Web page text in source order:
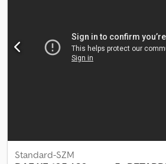
Startsspærre Dcodpfx Ajzriicobxjk =
Dækmål: 315/70 R22,5 Foraksel: Styrbar;
Bagaksel: Dobbeltmonterede dæk;
Standard-SZM